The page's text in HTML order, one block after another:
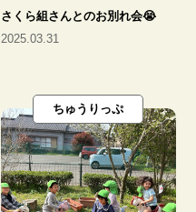
さくら組さんとのお別れ会😭
2025.03.31
ちゅうりっぷ